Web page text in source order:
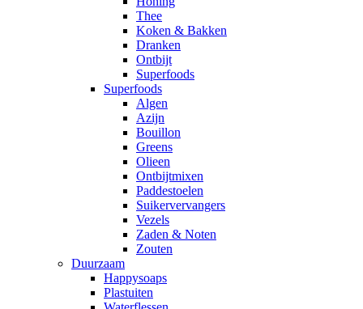
Thee
Koken & Bakken
Dranken
Ontbijt
Superfoods
Superfoods
Algen
Azijn
Bouillon
Greens
Olieen
Ontbijtmixen
Paddestoelen
Suikervervangers
Vezels
Zaden & Noten
Zouten
Duurzaam
Happysoaps
Plastuiten